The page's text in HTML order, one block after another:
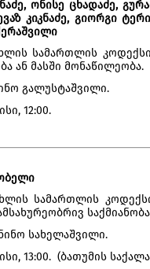
ონისე ცხადაძე,
კიკნაძე, გიორგი
სამართლის
ან მასში მონაწილეობა.
გალუსტაშვილი.
12:00.
სამართლის
სახელაშვილი.
13:00.  (ბათუმის